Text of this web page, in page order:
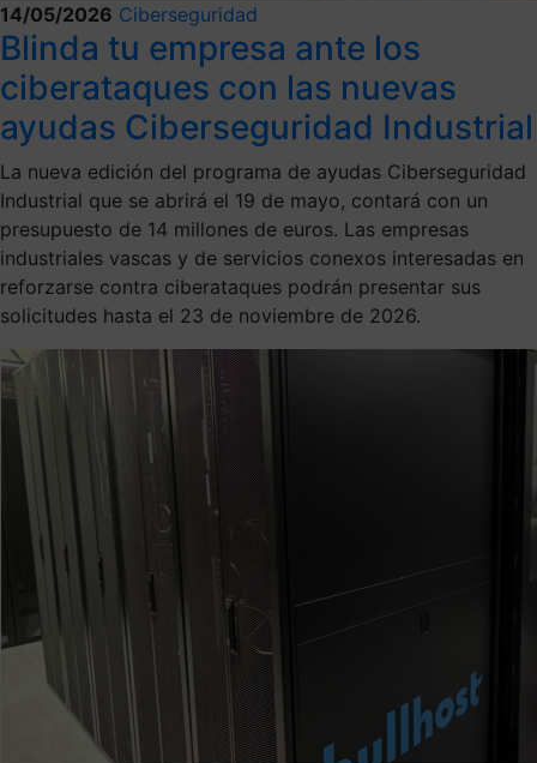
14/05/2026 Ciberseguridad
Blinda tu empresa ante los
ciberataques con las nuevas
ayudas Ciberseguridad Industrial
La nueva edición del programa de ayudas Ciberseguridad
Industrial que se abrirá el 19 de mayo, contará con un
presupuesto de 14 millones de euros. Las empresas
industriales vascas y de servicios conexos interesadas en
reforzarse contra ciberataques podrán presentar sus
solicitudes hasta el 23 de noviembre de 2026.